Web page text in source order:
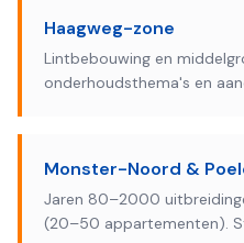
Haagweg-zone
Lintbebouwing en
onderhoudsthema's en
Monster-Noord &
Jaren 80–2000
(20–50 appartementen).